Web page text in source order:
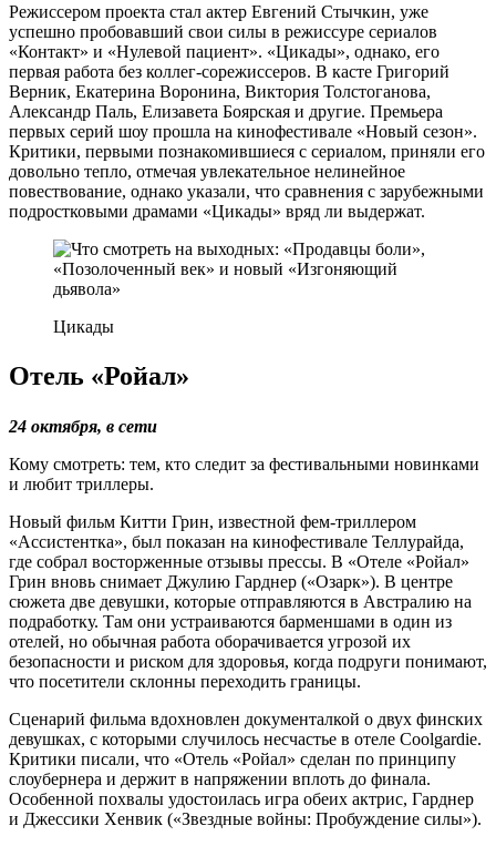
Режиссером проекта стал актер Евгений Стычкин, уже
успешно пробовавший свои силы в режиссуре сериалов
«Контакт» и «Нулевой пациент». «Цикады», однако, его
первая работа без коллег-сорежиссеров. В касте Григорий
Верник, Екатерина Воронина, Виктория Толстоганова,
Александр Паль, Елизавета Боярская и другие. Премьера
первых серий шоу прошла на кинофестивале «Новый сезон».
Критики, первыми познакомившиеся с сериалом, приняли его
довольно тепло, отмечая увлекательное нелинейное
повествование, однако указали, что сравнения с зарубежными
подростковыми драмами «Цикады» вряд ли выдержат.
Цикады
Отель «Ройал»
24 октября, в сети
Кому смотреть: тем, кто следит за фестивальными новинками
и любит триллеры.
Новый фильм Китти Грин, известной фем-триллером
«Ассистентка», был показан на кинофестивале Теллурайда,
где собрал восторженные отзывы прессы. В «Отеле «Ройал»
Грин вновь снимает Джулию Гарднер («Озарк»). В центре
сюжета две девушки, которые отправляются в Австралию на
подработку. Там они устраиваются барменшами в один из
отелей, но обычная работа оборачивается угрозой их
безопасности и риском для здоровья, когда подруги понимают,
что посетители склонны переходить границы.
Сценарий фильма вдохновлен документалкой о двух финских
девушках, с которыми случилось несчастье в отеле Coolgardie.
Критики писали, что «Отель «Ройал» сделан по принципу
слоубернера и держит в напряжении вплоть до финала.
Особенной похвалы удостоилась игра обеих актрис, Гарднер
и Джессики Хенвик («Звездные войны: Пробуждение силы»).